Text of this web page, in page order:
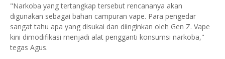
"Narkoba yang tertangkap tersebut rencananya akan
digunakan sebagai bahan campuran vape. Para pengedar
sangat tahu apa yang disukai dan diinginkan oleh Gen Z. Vape
kini dimodifikasi menjadi alat pengganti konsumsi narkoba,"
tegas Agus.